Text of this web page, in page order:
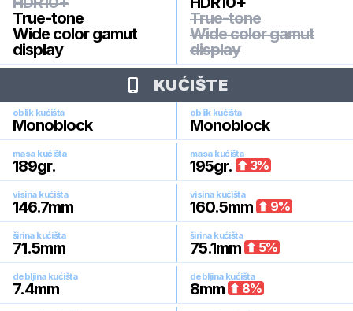
True-tone
Wide color gamut
display
True-tone
Wide color gamut
display
KUĆIŠTE
oblik kućišta
Monoblock
oblik kućišta
Monoblock
masa kućišta
189gr.
masa kućišta
195gr. 3%
visina kućišta
146.7mm
visina kućišta
160.5mm 9%
širina kućišta
71.5mm
širina kućišta
75.1mm 5%
debljina kućišta
7.4mm
debljina kućišta
8mm 8%